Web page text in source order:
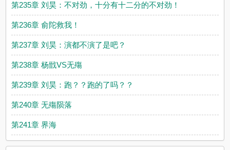
第235章 刘昊：不对劲，十分有十二分的不对劲！
第236章 俞陀救我！
第237章 刘昊：演都不演了是吧？
第238章 杨戩VS无殤
第239章 刘昊：跑？？跑的了吗？？
第240章 无殤陨落
第241章 界海